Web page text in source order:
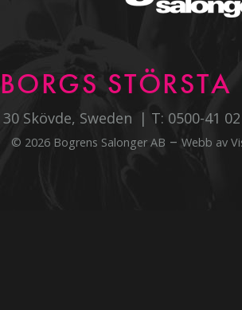
STÖRSTA
Skövde, Sweden T: 0500-41
© 2026 Bogrens Salonger AB – Webb av